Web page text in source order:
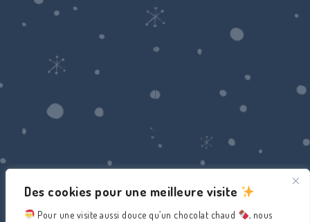
Des cookies pour une meilleure visite
Pour une visite aussi douce qu’un chocolat chaud
, nous